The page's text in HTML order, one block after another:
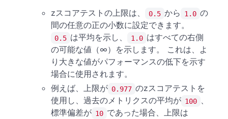
zスコアテストの上限は、 0.5 から 1.0 の
間の任意の正の小数に設定できます。
0.5 は平均を示し、 1.0 はすべての右側
の可能な値（∞）を示します。 これは、よ
り大きな値がパフォーマンスの低下を示す
場合に使用されます。
例えば、上限が 0.977 のzスコアテストを
使用し、過去のメトリクスの平均が 100 、
標準偏差が 10 であった場合、上限は